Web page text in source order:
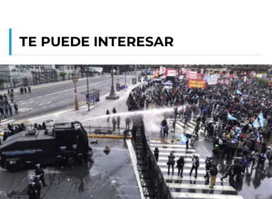
TE PUEDE INTERESAR